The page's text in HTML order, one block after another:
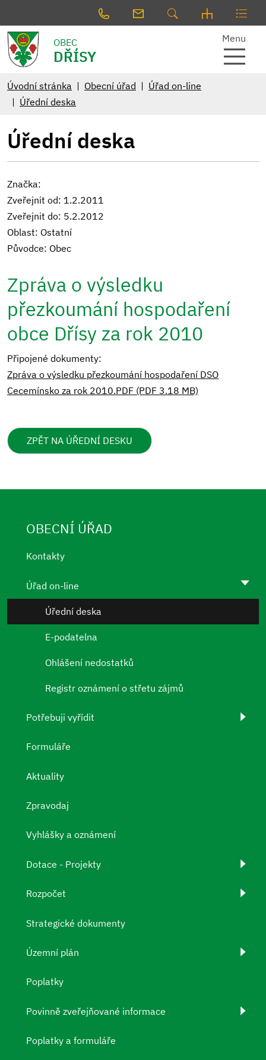
OBEC
DŘÍSY
Menu
Úvodní stránka Obecní úřad
Úřad on-line
Úřední deska
Úřední deska
Značka:
Zveřejnit od: 1.2.2011
Zveřejnit do: 5.2.2012
Oblast: Ostatní
Původce: Obec
Zpráva o výsledku
přezkoumání hospodaření
obce Dřísy za rok 2010
Připojené dokumenty:
Zpráva o výsledku přezkoumání hospodaření DSO
Cecemínsko za rok 2010.PDF (PDF 3.18 MB)
ZPĚT NA ÚŘEDNÍ DESKU
OBECNÍ ÚŘAD
Kontakty
Úřad on-line
Úřední deska
E-podatelna
Ohlášení nedostatků
Registr oznámení o střetu zájmů
Potřebuji vyřídit
Formuláře
Aktuality
Zpravodaj
Vyhlášky a oznámení
Dotace - Projekty
Rozpočet
Strategické dokumenty
Územní plán
Poplatky
Povinně zveřejňované informace
Poplatky a formuláře